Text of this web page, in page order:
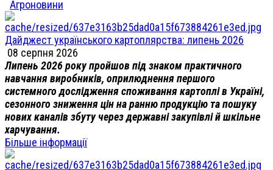
Агроновини
Дайджест українського картоплярства: липень 2026
08 серпня 2026
Липень 2026 року пройшов під знаком практичного
навчання виробників, оприлюднення першого
системного дослідження споживання картоплі в Україні,
сезонного зниження цін на ранню продукцію та пошуку
нових каналів збуту через державні закупівлі й шкільне
харчування.
Більше інформації